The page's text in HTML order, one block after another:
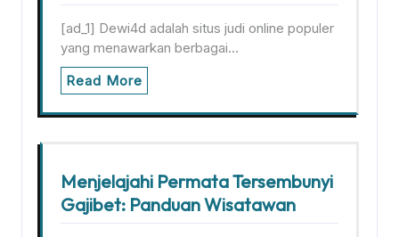
[ad_1] Dewi4d adalah situs judi online populer
yang menawarkan berbagai…
Read More
Menjelajahi Permata Tersembunyi
Gajibet: Panduan Wisatawan